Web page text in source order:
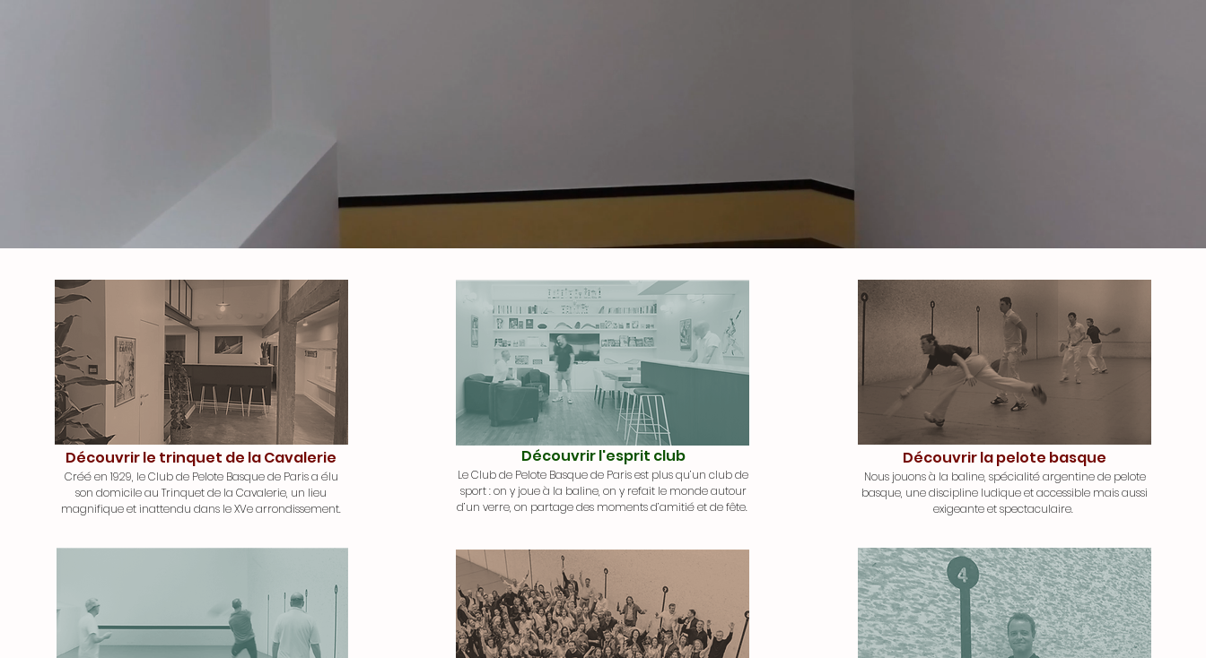
Découvrir le trinquet de la Cavalerie
Créé en 1929, le Club de Pelote Basque de Paris a élu
son domicile au Trinquet de la Cavalerie, un lieu
magnifique et inattendu dans le XVe arrondissement.
Découvrir l'esprit club
Le Club de Pelote Basque de Paris est plus qu’un club de
sport : on y joue à la baline, on y refait le monde autour
d’un verre, on partage des moments d’amitié et de fête.
Découvrir la pelote basque
Nous jouons à la baline, spécialité argentine de pelote
basque, une discipline ludique et accessible mais aussi
exigeante et spectaculaire.